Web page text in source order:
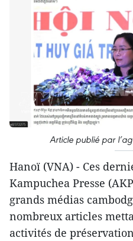
Article publié par
Hanoï (VNA) - Ces
Kampuchea Presse
grands médias
nombreux articles
activités de